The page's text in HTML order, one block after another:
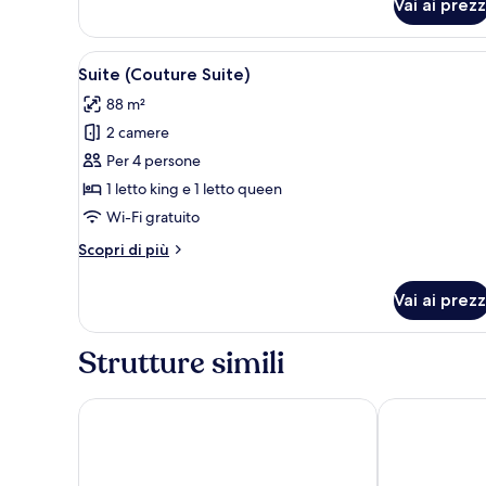
Vai ai
Apri
tutte
le
foto
per
Suite
(Couture
Un soggiorno moderno con
8
Suite (Couture Suite)
88 m²
2 camere
Per 4 persone
1 letto king e 1 letto queen
Wi-Fi gratuito
Scopri di più
Altri
(Couture
Vai ai
Strutture simili
Hotel Edison Times Square Hotel Henri NY